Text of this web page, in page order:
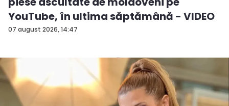
07 august 2026, 14:47
YouTube, în ultima săptămână - VIDEO